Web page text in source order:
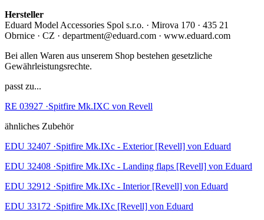
Hersteller
Eduard Model Accessories Spol s.r.o. · Mirova 170 · 435 21
Obrnice · CZ · department@eduard.com · www.eduard.com
Bei allen Waren aus unserem Shop bestehen gesetzliche
Gewährleistungsrechte.
passt zu...
RE 03927 ·Spitfire Mk.IXC von Revell
ähnliches Zubehör
EDU 32407 ·Spitfire Mk.IXc - Exterior [Revell] von Eduard
EDU 32408 ·Spitfire Mk.IXc - Landing flaps [Revell] von Eduard
EDU 32912 ·Spitfire Mk.IXc - Interior [Revell] von Eduard
EDU 33172 ·Spitfire Mk.IXc [Revell] von Eduard